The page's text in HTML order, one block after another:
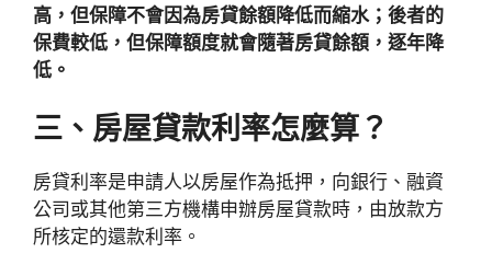
高，但保障不會因為房貸餘額降低而縮水；後者的
保費較低，但保障額度就會隨著房貸餘額，逐年降
低。
三、房屋貸款利率怎麼算？
房貸利率是申請人以房屋作為抵押，向銀行、融資
公司或其他第三方機構申辦房屋貸款時，由放款方
所核定的還款利率。